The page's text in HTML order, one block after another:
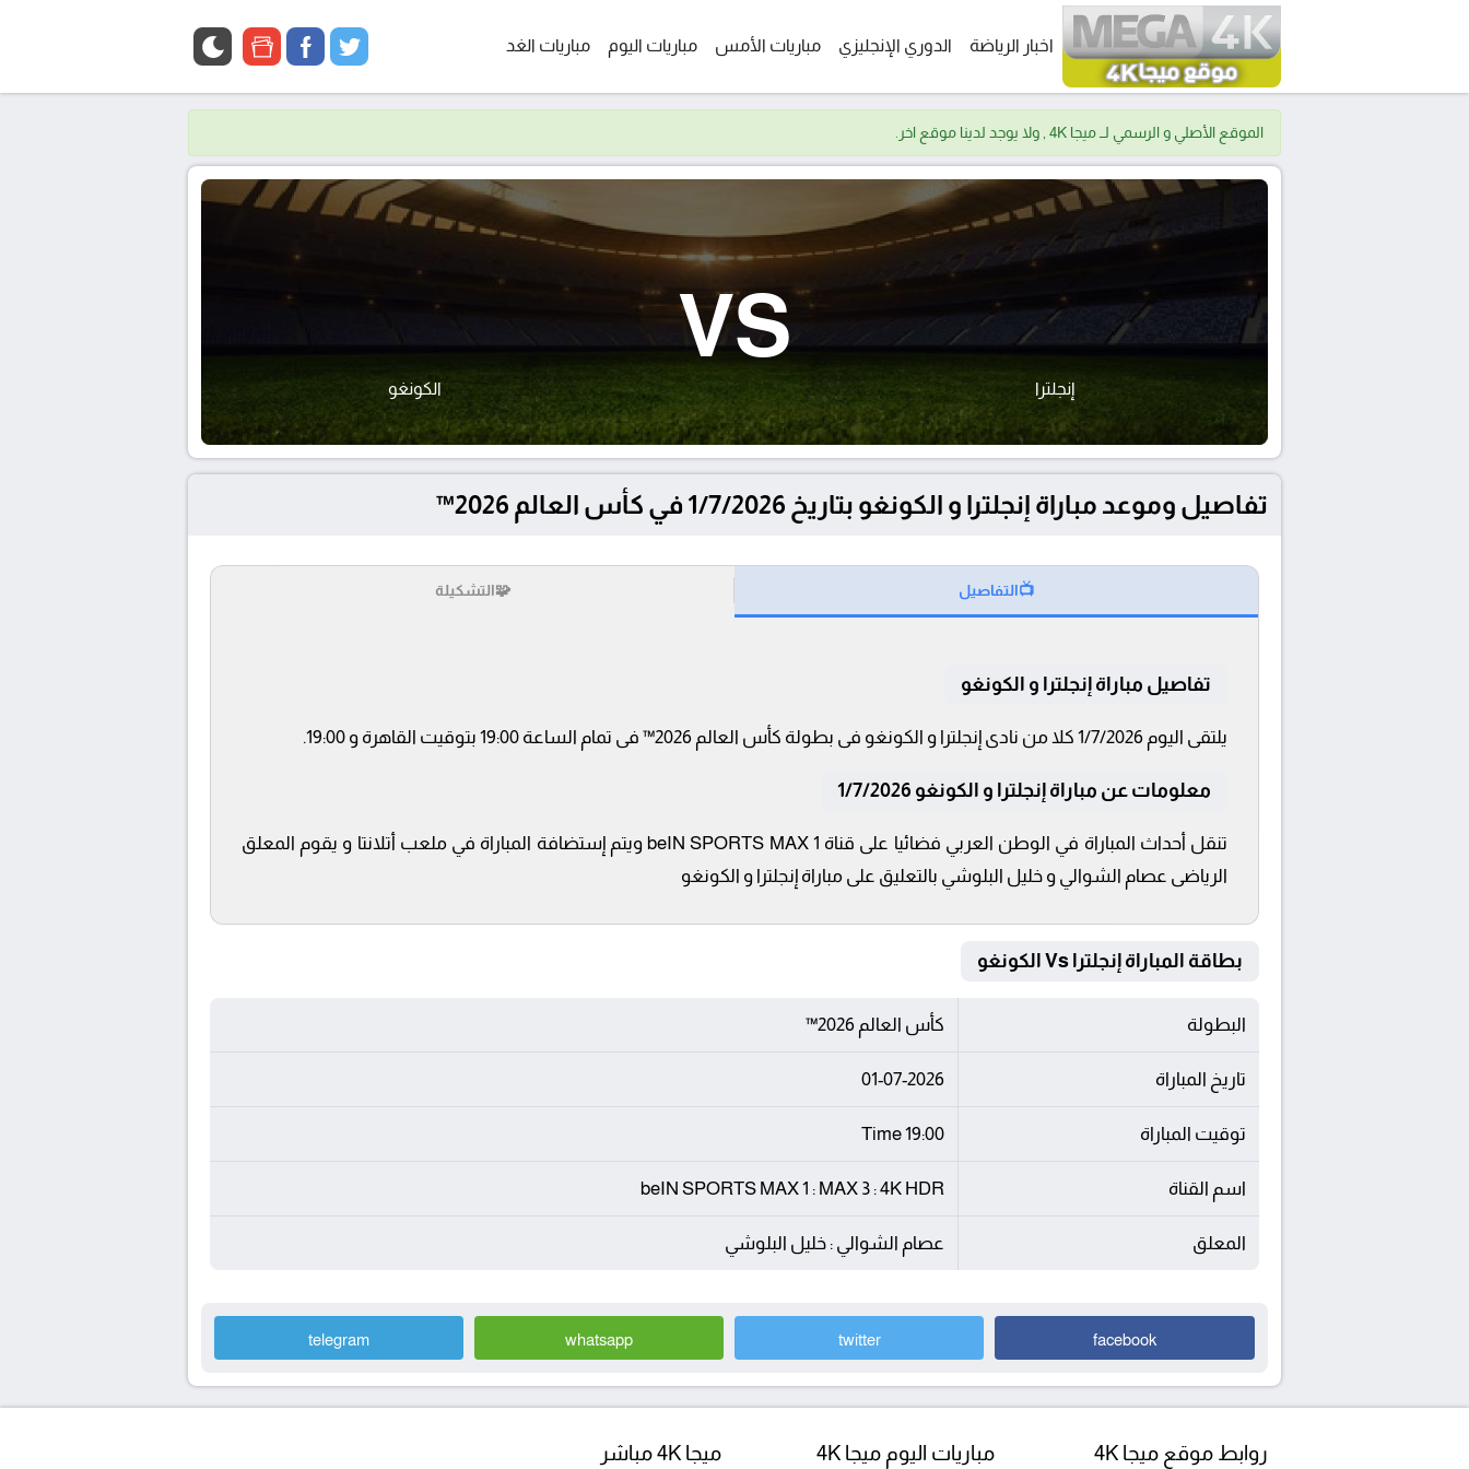
اخبار الرياضة الدوري الإنجليزي مباريات الأمس مباريات اليوم مباريات الغد twitter
facebook
google
الموقع الأصلي و الرسمي لــ ميجا 4K , ولا يوجد لدينا موقع اخر.
إنجلترا
VS
الكونغو
تفاصيل وموعد مباراة إنجلترا و الكونغو بتاريخ 1/7/2026 في كأس العالم 2026™
📺التفاصيل 🧩التشكيلة
تفاصيل مباراة إنجلترا و الكونغو
يلتقى اليوم 1/7/2026 كلا من نادى إنجلترا و الكونغو فى بطولة كأس العالم 2026™ فى تمام الساعة 19:00 بتوقيت القاهرة و 19:00.
معلومات عن مباراة إنجلترا و الكونغو 1/7/2026
تنقل أحداث المباراة في الوطن العربي فضائيا على قناة beIN SPORTS MAX 1 ويتم إستضافة المباراة في ملعب أتلانتا و يقوم المعلق
الرياضى عصام الشوالي و خليل البلوشي بالتعليق على مباراة إنجلترا و الكونغو
بطاقة المباراة إنجلترا Vs الكونغو
البطولة كأس العالم 2026™
تاريخ المباراة 01-07-2026
توقيت المباراة 19:00 Time
اسم القناة beIN SPORTS MAX 1 : MAX 3 : 4K HDR
المعلق عصام الشوالي : خليل البلوشي
facebook
twitter
whatsapp
telegram
روابط موقع ميجا 4K مباريات اليوم ميجا 4K ميجا 4K مباشر